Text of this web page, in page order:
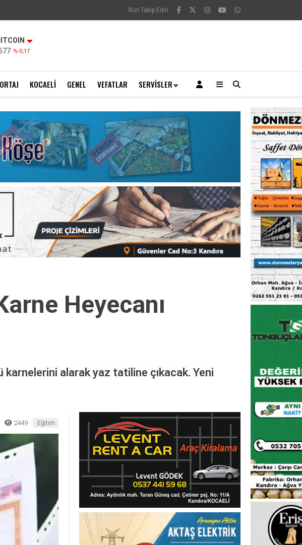
Bizi Takip Edin
%-0,17
KOCAELI GENEL VEFATLAR SERVISLER
Heyecanı
karnelerini alarak yaz tatiline çıkacak. Yeni
2449 Eğitim